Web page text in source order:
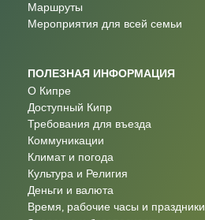
Маршруты
Мероприятия для всей семьи
ПОЛЕЗНАЯ ИНФОРМАЦИЯ
О Кипре
Доступный Кипр
Требования для въезда
Коммуникации
Климат и погода
Культура и Религия
Деньги и валюта
Время, рабочие часы и праздники